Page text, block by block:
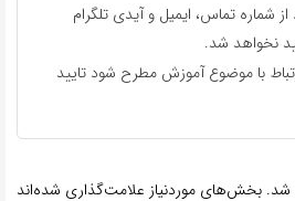
شماره تماس، ایمیل و آیدی تلگرام
نخواهد شد.
با موضوع آموزش مطرح شود تایید
شد. بخش‌های موردنیاز علامت‌گذاری شده‌اند